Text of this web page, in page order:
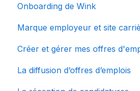
Onboarding de Wink
Bienvenue chez Wink
Mes premiers pas
Configurer mon compte
Marque employeur et site
Créer et gérer mes offres
La diffusion d’offres d’emplois